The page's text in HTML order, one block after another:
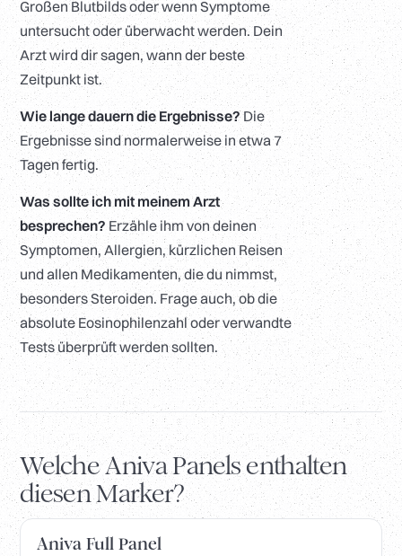
Großen Blutbilds oder wenn Symptome
untersucht oder überwacht werden. Dein
Arzt wird dir sagen, wann der beste
Zeitpunkt ist.
Wie lange dauern die Ergebnisse? Die
Ergebnisse sind normalerweise in etwa 7
Tagen fertig.
Was sollte ich mit meinem Arzt
besprechen? Erzähle ihm von deinen
Symptomen, Allergien, kürzlichen Reisen
und allen Medikamenten, die du nimmst,
besonders Steroiden. Frage auch, ob die
absolute Eosinophilenzahl oder verwandte
Tests überprüft werden sollten.
Welche Aniva Panels enthalten
diesen Marker?
Aniva Full Panel